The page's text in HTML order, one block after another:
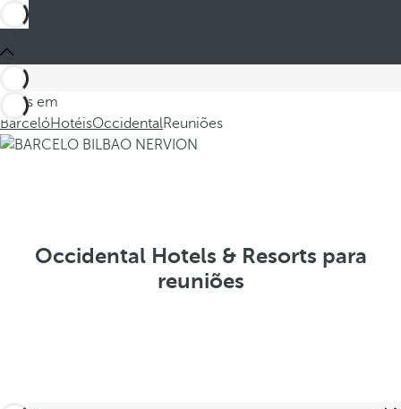
Estes em
BarcelóHotéisOccidentalReuniões
Occidental Hotels & Resorts para
reuniões